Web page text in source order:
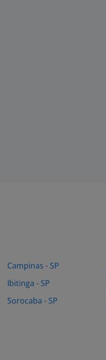
Campinas - SP
Ibitinga - SP
Sorocaba - SP